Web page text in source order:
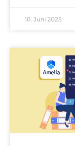
10. Juni 2025